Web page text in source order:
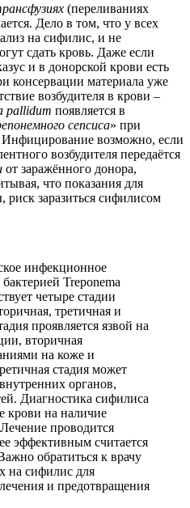
(переливаниях
Дело в том, что у всех
на сифилис, и не
сдать кровь. Даже если
и в донорской крови есть
консервации материала уже
возбудителя в крови –
pallidum появляется в
сепсиса» при
возможно, если
возбудителя передаётся
от заражённого донора,
что показания для
заразиться сифилисом
инфекционное
Treponema
четыре стадии
третичная и
проявляется язвой на
вторичная
на коже и
стадия может
органов,
Диагностика сифилиса
крови на наличие
проводится
эффективным считается
обратиться к врачу
на сифилис для
и предотвращения